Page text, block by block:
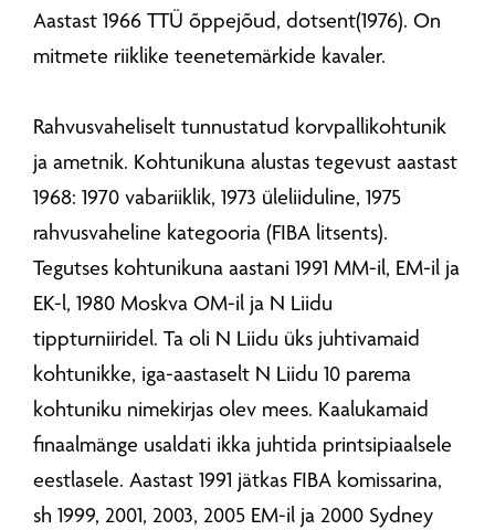
Aastast 1966 TTÜ õppejõud, dotsent(1976). On
mitmete riiklike teenetemärkide kavaler.
Rahvusvaheliselt tunnustatud korvpallikohtunik
ja ametnik. Kohtunikuna alustas tegevust aastast
1968: 1970 vabariiklik, 1973 üleliiduline, 1975
rahvusvaheline kategooria (FIBA litsents).
Tegutses kohtunikuna aastani 1991 MM-il, EM-il ja
EK-l, 1980 Moskva OM-il ja N Liidu
tippturniiridel. Ta oli N Liidu üks juhtivamaid
kohtunikke, iga-aastaselt N Liidu 10 parema
kohtuniku nimekirjas olev mees. Kaalukamaid
finaalmänge usaldati ikka juhtida printsipiaalsele
eestlasele. Aastast 1991 jätkas FIBA komissarina,
sh 1999, 2001, 2003, 2005 EM-il ja 2000 Sydney